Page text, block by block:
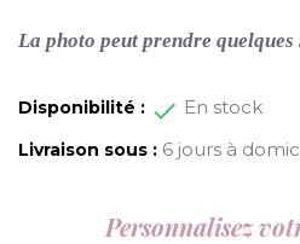
La photo peut prendre quelques
Disponibilité : En stock
Livraison sous : 6 jours à
Personnalisez